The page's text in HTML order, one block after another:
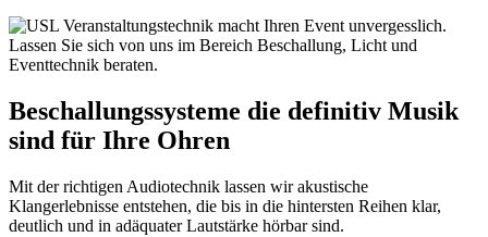
Beschallungssysteme die definitiv Musik
sind für Ihre Ohren
Mit der richtigen Audiotechnik lassen wir akustische
Klangerlebnisse entstehen, die bis in die hintersten Reihen klar,
deutlich und in adäquater Lautstärke hörbar sind.